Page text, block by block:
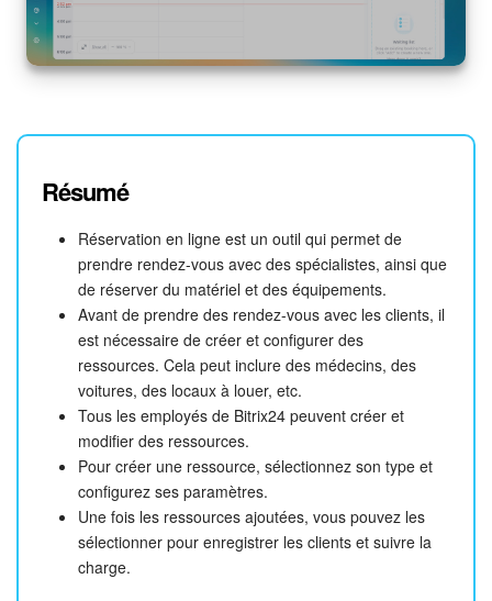
Résumé
Réservation en ligne est un outil qui permet de
prendre rendez-vous avec des spécialistes, ainsi que
de réserver du matériel et des équipements.
Avant de prendre des rendez-vous avec les clients, il
est nécessaire de créer et configurer des
ressources. Cela peut inclure des médecins, des
voitures, des locaux à louer, etc.
Tous les employés de Bitrix24 peuvent créer et
modifier des ressources.
Pour créer une ressource, sélectionnez son type et
configurez ses paramètres.
Une fois les ressources ajoutées, vous pouvez les
sélectionner pour enregistrer les clients et suivre la
charge.